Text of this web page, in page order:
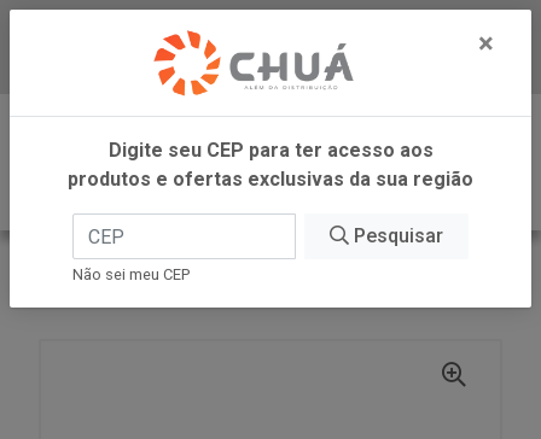
Baixe já nosso APP
0
INÍCIO
BARILLA
×
Digite seu CEP para ter acesso aos
produtos e ofertas exclusivas da sua região
Pesquisar
Não sei meu CEP